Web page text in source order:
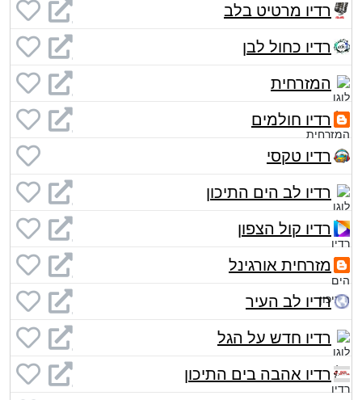
רדיו מרטיט בלב
רדיו כחול לבן
המזרחית
רדיו חולמים
רדיו טקסי
רדיו לב הים התיכון
רדיו קול הצפון
מזרחית אורגינל
רדיו לב העיר
רדיו חדש על הגל
רדיו אהבה בים התיכון